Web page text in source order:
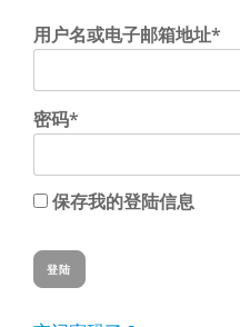
用户名或电子邮箱地址*
密码*
保存我的登陆信息